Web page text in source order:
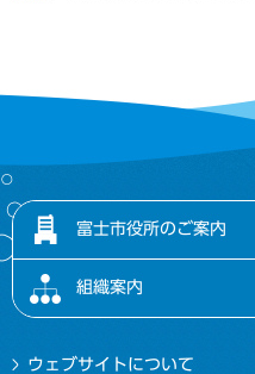
富士市役所のご案内
組織案内
ウェブサイトについて